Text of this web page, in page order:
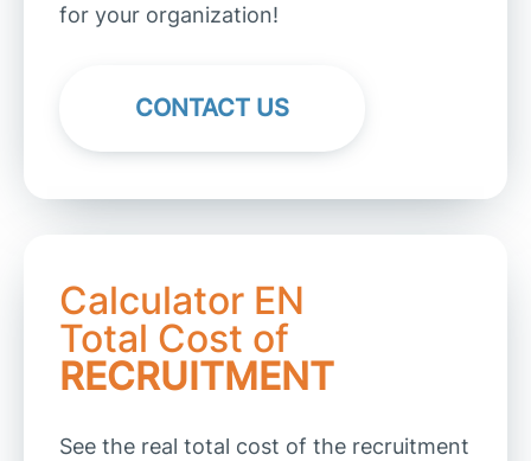
for your organization!
CONTACT US
Calculator EN
Total Cost of
RECRUITMENT
See the real total cost of the recruitment